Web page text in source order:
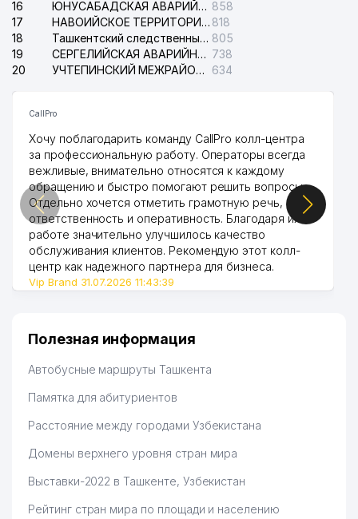
16
ЮНУСАБАДСКАЯ АВАРИЙНАЯ СЛУЖБА ЭЛЕКТРОСЕТИ 858
17
НАВОИЙСКОЕ ТЕРРИТОРИАЛЬНОЕ ПРЕДПРИЯТИЕ ЭЛЕКТРОСЕТИ АО 818
18
Ташкентский следственный изолятор 805
19
СЕРГЕЛИЙСКАЯ АВАРИЙНАЯ СЛУЖБА ЭЛЕКТРОСЕТИ 738
20
УЧТЕПИНСКИЙ МЕЖРАЙОННЫЙ СУД ПО ГРАЖДАНСКИМ ДЕЛАМ 634
CallPro
Хочу поблагодарить команду CallPro колл-центра
за профессиональную работу. Операторы всегда
вежливые, внимательно относятся к каждому
обращению и быстро помогают решить вопросы.
Отдельно хочется отметить грамотную речь,
ответственность и оперативность. Благодаря их
работе значительно улучшилось качество
обслуживания клиентов. Рекомендую этот колл-
центр как надежного партнера для бизнеса.
Vip Brand 31.07.2026 11:43:39
Полезная информация
Автобусные маршруты Ташкента
Памятка для абитуриентов
Расстояние между городами Узбекистана
Домены верхнего уровня стран мира
Выставки-2022 в Ташкенте, Узбекистан
Рейтинг стран мира по площади и населению